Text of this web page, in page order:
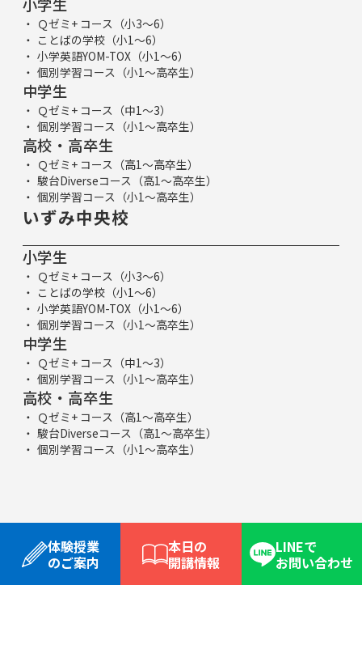
小学生
Ｑゼミ+ コース（小3～6）
ことばの学校（小1～6）
小学英語YOM-TOX（小1～6）
個別学習コース（小1～高卒生）
中学生
Ｑゼミ+ コース（中1～3）
個別学習コース（小1～高卒生）
高校・高卒生
Ｑゼミ+ コース（高1～高卒生）
駿台Diverseコース（高1～高卒生）
個別学習コース（小1～高卒生）
いずみ中央校
小学生
Ｑゼミ+ コース（小3～6）
ことばの学校（小1～6）
小学英語YOM-TOX（小1～6）
個別学習コース（小1～高卒生）
中学生
Ｑゼミ+ コース（中1～3）
個別学習コース（小1～高卒生）
高校・高卒生
Ｑゼミ+ コース（高1～高卒生）
駿台Diverseコース（高1～高卒生）
個別学習コース（小1～高卒生）
合格実績お友達紹介制度Qゼミとは 体験授業よくある質問
ゼミ生用サイトマップ資料請求/体験申込
体験授業
のご案内
本日の
開講情報
LINEで
お問い合わせ